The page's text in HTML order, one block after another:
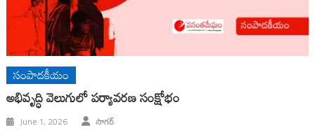
సంపాదకీయం
అభివృద్ధి వెలుగులో పర్యావరణ సంక్షోభం
June 1, 2026 సాగర్